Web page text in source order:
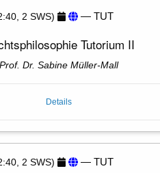
2 SWS) — TUT
Tutorium II
Prof. Dr. Sabine Müller-Mall
Details
2 SWS) — TUT